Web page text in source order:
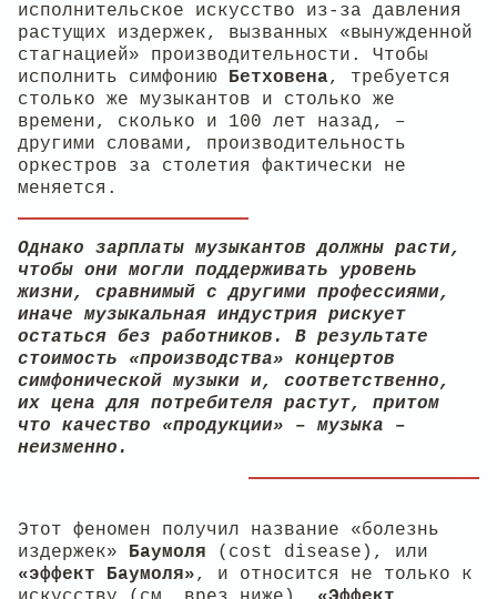
исполнительское искусство из-за давления
растущих издержек, вызванных «вынужденной
стагнацией» производительности. Чтобы
исполнить симфонию Бетховена, требуется
столько же музыкантов и столько же
времени, сколько и 100 лет назад, –
другими словами, производительность
оркестров за столетия фактически не
меняется.
Однако зарплаты музыкантов должны расти,
чтобы они могли поддерживать уровень
жизни, сравнимый с другими профессиями,
иначе музыкальная индустрия рискует
остаться без работников. В результате
стоимость «производства» концертов
симфонической музыки и, соответственно,
их цена для потребителя растут, притом
что качество «продукции» – музыка –
неизменно.
Этот феномен получил название «болезнь
издержек» Баумоля (cost disease), или
«эффект Баумоля», и относится не только к